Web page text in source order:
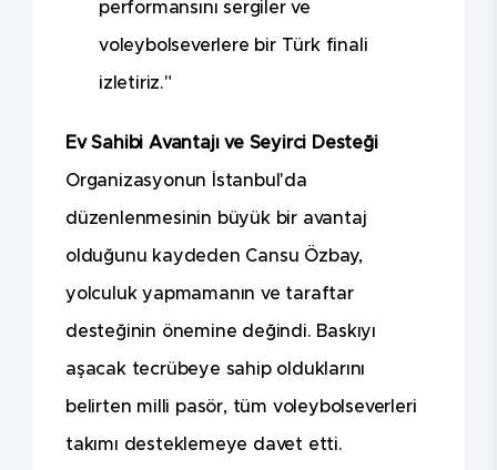
performansını sergiler ve
voleybolseverlere bir Türk finali
izletiriz."
Ev Sahibi Avantajı ve Seyirci Desteği
Organizasyonun İstanbul'da
düzenlenmesinin büyük bir avantaj
olduğunu kaydeden Cansu Özbay,
yolculuk yapmamanın ve taraftar
desteğinin önemine değindi. Baskıyı
aşacak tecrübeye sahip olduklarını
belirten milli pasör, tüm voleybolseverleri
takımı desteklemeye davet etti.